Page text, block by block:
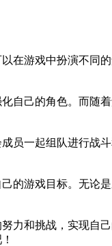
在游戏中扮演不同
自己的角色。而随
员一起组队进行战
的游戏目标。无论
力和挑战，实现自